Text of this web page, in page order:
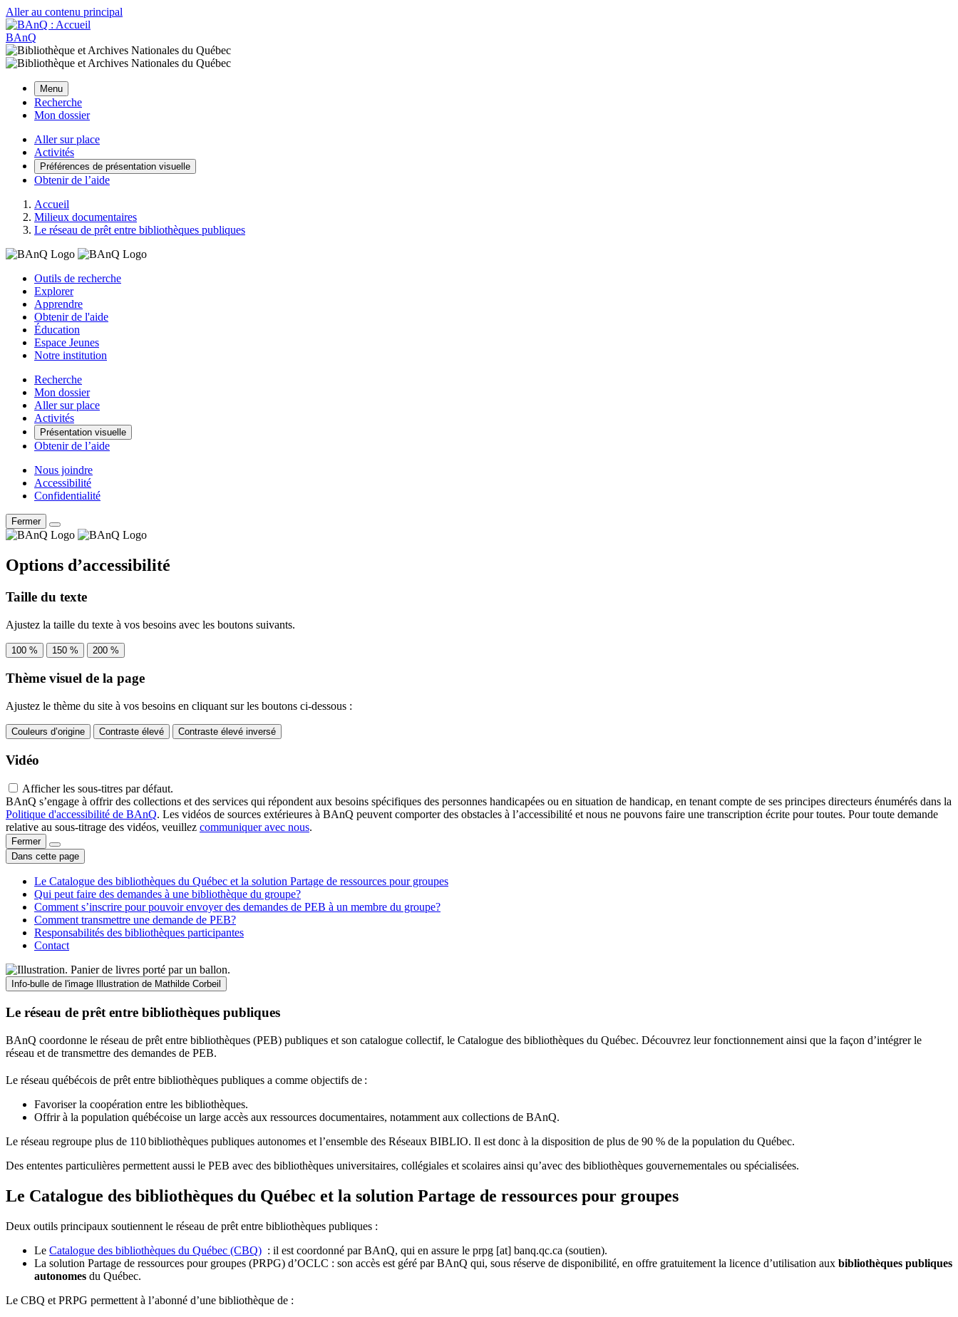
Aller au contenu principal
BAnQ
Menu
Recherche
Mon dossier
Aller sur place
Activités
Préférences de présentation visuelle
Obtenir de l’aide
Accueil
Milieux documentaires
Le réseau de prêt entre bibliothèques publiques
Outils de recherche
Explorer
Apprendre
Obtenir de l'aide
Éducation
Espace Jeunes
Notre institution
Recherche
Mon dossier
Aller sur place
Activités
Présentation visuelle
Obtenir de l’aide
Nous joindre
Accessibilité
Confidentialité
Fermer
Options d’accessibilité
Taille du texte
Ajustez la taille du texte à vos besoins avec les boutons suivants.
100 % 150 % 200 %
Thème visuel de la page
Ajustez le thème du site à vos besoins en cliquant sur les boutons ci-dessous :
Couleurs d’origine Contraste élevé Contraste élevé inversé
Vidéo
Afficher les sous-titres par défaut.
BAnQ s’engage à offrir des collections et des services qui répondent aux besoins spécifiques des personnes handicapées ou en situation de handicap, en tenant compte de ses principes directeurs énumérés dans la
Politique d'accessibilité de BAnQ. Les vidéos de sources extérieures à BAnQ peuvent comporter des obstacles à l’accessibilité et nous ne pouvons faire une transcription écrite pour toutes. Pour toute demande
relative au sous-titrage des vidéos, veuillez communiquer avec nous.
Fermer
Dans cette page
Le Catalogue des bibliothèques du Québec et la solution Partage de ressources pour groupes
Qui peut faire des demandes à une bibliothèque du groupe?
Comment s’inscrire pour pouvoir envoyer des demandes de PEB à un membre du groupe?
Comment transmettre une demande de PEB?
Responsabilités des bibliothèques participantes
Contact
Info-bulle de l'image Illustration de Mathilde Corbeil
Le réseau de prêt entre bibliothèques publiques
BAnQ coordonne le réseau de prêt entre bibliothèques (PEB) publiques et son catalogue collectif, le Catalogue des bibliothèques du Québec. Découvrez leur fonctionnement ainsi que la façon d’intégrer le
réseau et de transmettre des demandes de PEB.
Le réseau québécois de prêt entre bibliothèques publiques a comme objectifs de :
Favoriser la coopération entre les bibliothèques.
Offrir à la population québécoise un large accès aux ressources documentaires, notamment aux collections de BAnQ.
Le réseau regroupe plus de 110bibliothèques publiques autonomes et l’ensemble des Réseaux BIBLIO. Il est donc à la disposition de plus de 90 % de la population du Québec.
Des ententes particulières permettent aussi le PEB avec des bibliothèques universitaires, collégiales et scolaires ainsi qu’avec des bibliothèques gouvernementales ou spécialisées.
Le Catalogue des bibliothèques du Québec et la solution Partage de ressources pour groupes
Deux outils principaux soutiennent le réseau de prêt entre bibliothèques publiques :
Le Catalogue des bibliothèques du Québec (CBQ) : il est coordonné par BAnQ, qui en assure le prpg [at] banq.qc.ca (soutien).
La solution Partage de ressources pour groupes (PRPG) d’OCLC : son accès est géré par BAnQ qui, sous réserve de disponibilité, en offre gratuitement la licence d’utilisation aux bibliothèques publiques
autonomes du Québec.
Le CBQ et PRPG permettent à l’abonné d’une bibliothèque de :